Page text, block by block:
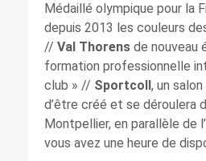
Médaillé olympique pour la
depuis 2013 les couleurs
// Val Thorens de nouveau
formation professionnelle
club » // Sportcoll, un
d’être créé et se déroulera
Montpellier, en parallèle de
vous avez une heure de